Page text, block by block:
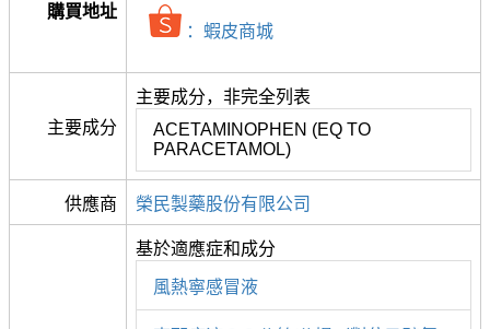
購買地址
：蝦皮商城
主要成分
主要成分，非完全列表
ACETAMINOPHEN (EQ TO
PARACETAMOL)
供應商 榮民製藥股份有限公司
基於適應症和成分
風熱寧感冒液